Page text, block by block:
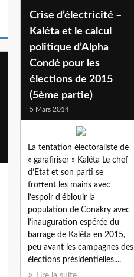
Crise d’électricité –
Kaléta et le calcul
politique d’Alpha
Condé pour les
élections de 2015
(5ème partie)
5 Mars 2014
La tentation électoraliste de
« garafiriser » Kaléta Le chef
d’Etat et son parti se
frottent les mains avec
l’espoir d’éblouir la
population de Conakry avec
l’inauguration espérée du
barrage de Kaléta en 2015,
peu avant les campagnes des
élections présidentielles....